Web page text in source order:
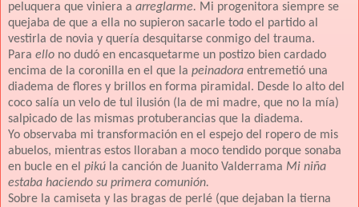
peluquera que viniera a arreglarme. Mi progenitora siempre se
quejaba de que a ella no supieron sacarle todo el partido al
vestirla de novia y quería desquitarse conmigo del trauma.
Para ello no dudó en encasquetarme un postizo bien cardado
encima de la coronilla en el que la peinadora entremetió una
diadema de flores y brillos en forma piramidal. Desde lo alto del
coco salía un velo de tul ilusión (la de mi madre, que no la mía)
salpicado de las mismas protuberancias que la diadema.
Yo observaba mi transformación en el espejo del ropero de mis
abuelos, mientras estos lloraban a moco tendido porque sonaba
en bucle en el pikú la canción de Juanito Valderrama Mi niña
estaba haciendo su primera comunión.
Sobre la camiseta y las bragas de perlé (que dejaban la tierna